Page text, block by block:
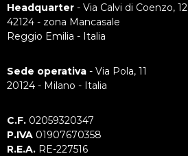
Headquarter - Via Calvi di Coenzo, 12
42124 - zona Mancasale
Reggio Emilia - Italia
Sede operativa - Via Pola, 11
20124 - Milano - Italia
C.F. 02059320347
P.IVA 01907670358
R.E.A. RE-227516